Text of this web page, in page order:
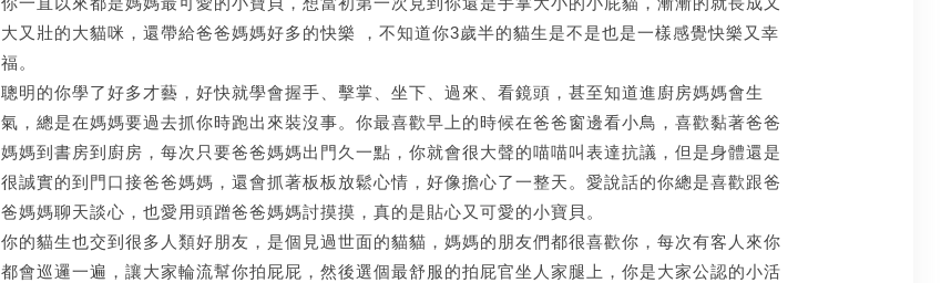
大又壯的大貓咪，還帶給爸爸媽媽好多的快樂 ，不知道你3歲半的貓生是不是也是一樣感覺快樂又幸
福。
聰明的你學了好多才藝，好快就學會握手、擊掌、坐下、過來、看鏡頭，甚至知道進廚房媽媽會生
氣，總是在媽媽要過去抓你時跑出來裝沒事。你最喜歡早上的時候在爸爸窗邊看小鳥，喜歡黏著爸爸
媽媽到書房到廚房，每次只要爸爸媽媽出門久一點，你就會很大聲的喵喵叫表達抗議，但是身體還是
很誠實的到門口接爸爸媽媽，還會抓著板板放鬆心情，好像擔心了一整天。愛說話的你總是喜歡跟爸
爸媽媽聊天談心，也愛用頭蹭爸爸媽媽討摸摸，真的是貼心又可愛的小寶貝。
你的貓生也交到很多人類好朋友，是個見過世面的貓貓，媽媽的朋友們都很喜歡你，每次有客人來你
都會巡邏一遍，讓大家輪流幫你拍屁屁，然後選個最舒服的拍屁官坐人家腿上，你是大家公認的小活